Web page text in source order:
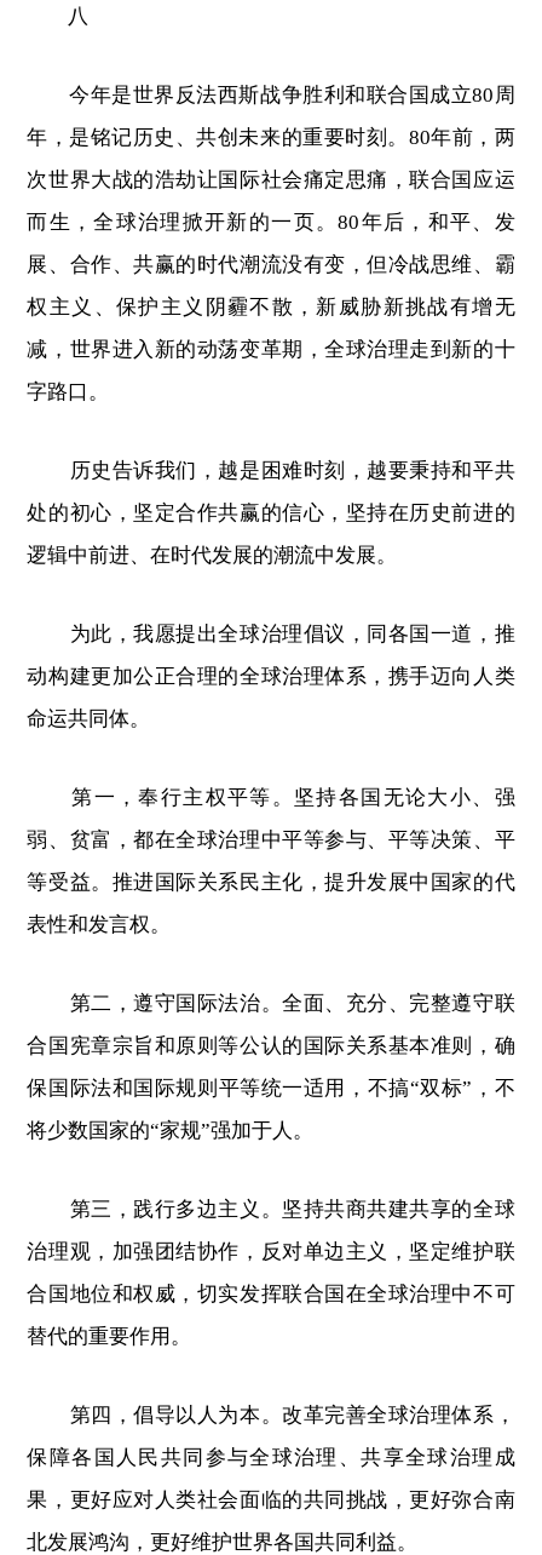
八
今年是世界反法西斯战争胜利和联合国成立80周
年，是铭记历史、共创未来的重要时刻。80年前，两
次世界大战的浩劫让国际社会痛定思痛，联合国应运
而生，全球治理掀开新的一页。80年后，和平、发
展、合作、共赢的时代潮流没有变，但冷战思维、霸
权主义、保护主义阴霾不散，新威胁新挑战有增无
减，世界进入新的动荡变革期，全球治理走到新的十
字路口。
历史告诉我们，越是困难时刻，越要秉持和平共
处的初心，坚定合作共赢的信心，坚持在历史前进的
逻辑中前进、在时代发展的潮流中发展。
为此，我愿提出全球治理倡议，同各国一道，推
动构建更加公正合理的全球治理体系，携手迈向人类
命运共同体。
第一，奉行主权平等。坚持各国无论大小、强
弱、贫富，都在全球治理中平等参与、平等决策、平
等受益。推进国际关系民主化，提升发展中国家的代
表性和发言权。
第二，遵守国际法治。全面、充分、完整遵守联
合国宪章宗旨和原则等公认的国际关系基本准则，确
保国际法和国际规则平等统一适用，不搞“双标”，不
将少数国家的“家规”强加于人。
第三，践行多边主义。坚持共商共建共享的全球
治理观，加强团结协作，反对单边主义，坚定维护联
合国地位和权威，切实发挥联合国在全球治理中不可
替代的重要作用。
第四，倡导以人为本。改革完善全球治理体系，
保障各国人民共同参与全球治理、共享全球治理成
果，更好应对人类社会面临的共同挑战，更好弥合南
北发展鸿沟，更好维护世界各国共同利益。